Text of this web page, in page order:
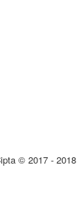
© 2017 - 2018